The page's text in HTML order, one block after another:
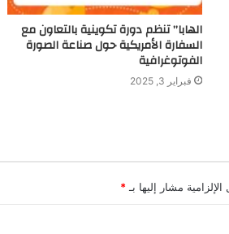
الهابا” تنظم دورة تكوينية بالتعاون مع
السفارة الأمريكية حول صناعة الصورة
الفوتوغرافية
فبراير 3, 2025
مشار إليها بـ *